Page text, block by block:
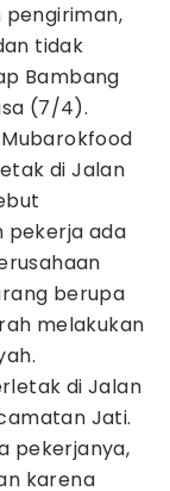
tidak
Bambang
(7/4).
di Jalan
pekerja ada
berupa
melakukan
di Jalan
Jati.
pekerjanya,
karena